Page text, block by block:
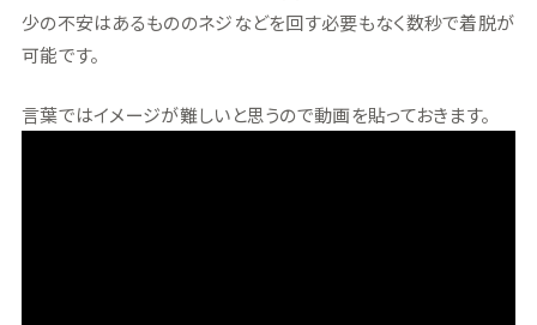
少の不安はあるもののネジなどを回す必要もなく数秒で着脱が
可能です。
言葉ではイメージが難しいと思うので動画を貼っておきます。